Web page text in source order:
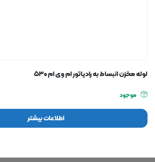
لوله مخزن انبساط به رادیاتور ام وی ام ۵۳۰
موجود
اطلاعات بیشتر